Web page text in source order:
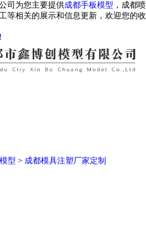
司为您主要提供成都手板模型 ，成都喷
等相关的展示和信息更新，欢迎您的收
型 > 成都模具注塑厂家定制